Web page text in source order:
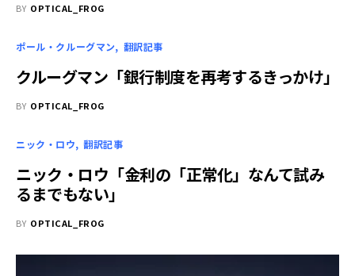
BY OPTICAL_FROG
ポール・クルーグマン 翻訳記事
クルーグマン「銀行制度を再考するきっかけ」
BY OPTICAL_FROG
ニック・ロウ 翻訳記事
ニック・ロウ「金利の「正常化」なんて試み
るまでもない」
BY OPTICAL_FROG